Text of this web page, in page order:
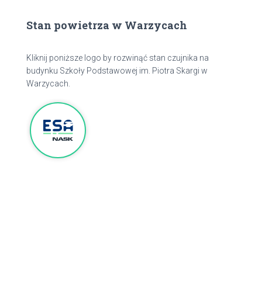
Stan powietrza w Warzycach
Kliknij poniższe logo by rozwinąć stan czujnika na
budynku Szkoły Podstawowej im. Piotra Skargi w
Warzycach.